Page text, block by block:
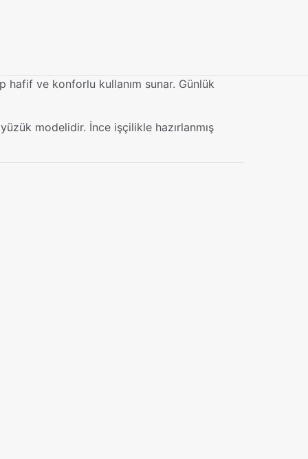
hafif ve konforlu kullanım sunar. Günlük
modelidir. İnce işçilikle hazırlanmış